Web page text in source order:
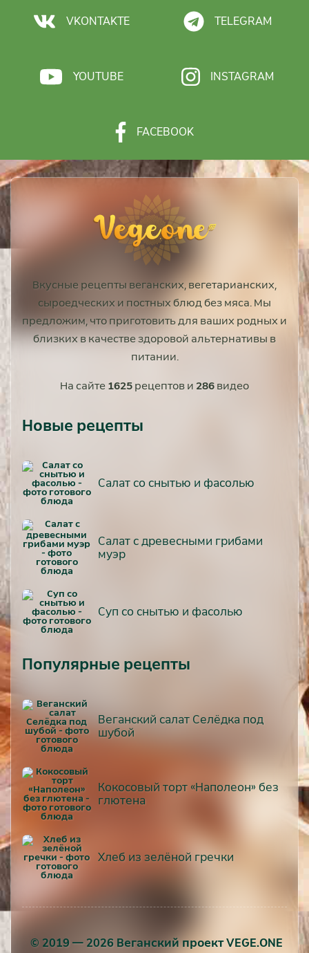
VKONTAKTE TELEGRAM
YOUTUBE INSTAGRAM
FACEBOOK
Вкусные рецепты веганских, вегетарианских,
сыроедческих и постных блюд без мяса. Мы
предложим, что приготовить для ваших родных и
близких в качестве здоровой альтернативы в
питании.
На сайте 1625 рецептов и 286 видео
Новые рецепты
Салат со снытью и фасолью
Салат с древесными грибами
муэр
Суп со снытью и фасолью
Популярные рецепты
Веганский салат Селёдка под
шубой
Кокосовый торт «Наполеон» без
глютена
Хлеб из зелёной гречки
© 2019 — 2026 Веганский проект VEGE.ONE